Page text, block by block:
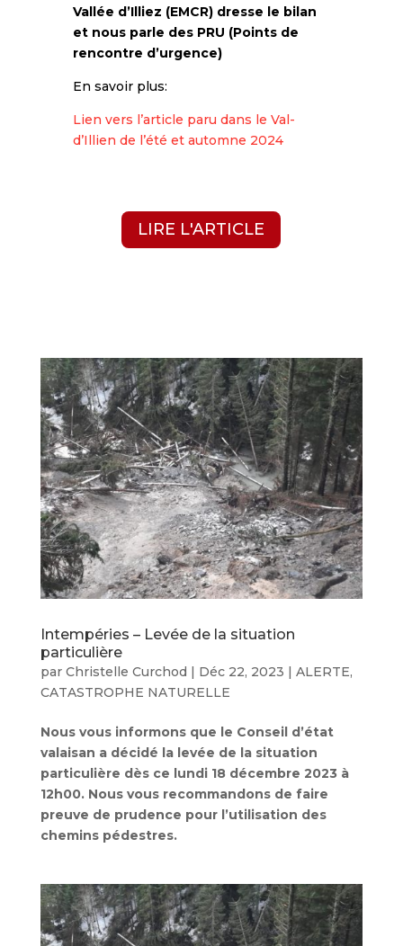
Vallée d’Illiez (EMCR) dresse le bilan
et nous parle des PRU (Points de
rencontre d’urgence)
En savoir plus:
Lien vers l’article paru dans le Val-
d’Illien de l’été et automne 2024
LIRE L'ARTICLE
Intempéries – Levée de la situation
particulière
par Christelle Curchod Déc 22, 2023 ALERTE,
CATASTROPHE NATURELLE
Nous vous informons que le Conseil d’état
valaisan a décidé la levée de la situation
particulière dès ce lundi 18 décembre 2023 à
12h00. Nous vous recommandons de faire
preuve de prudence pour l’utilisation des
chemins pédestres.